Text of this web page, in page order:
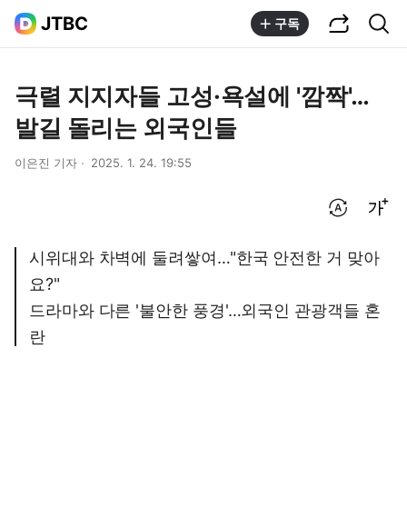
JTBC 구독
극렬 지지자들 고성·욕설에 '깜짝'…
발길 돌리는 외국인들
이은진 기자 2025. 1. 24. 19:55
시위대와 차벽에 둘려쌓여…"한국 안전한 거 맞아
요?"
드라마와 다른 '불안한 풍경'…외국인 관광객들 혼
란